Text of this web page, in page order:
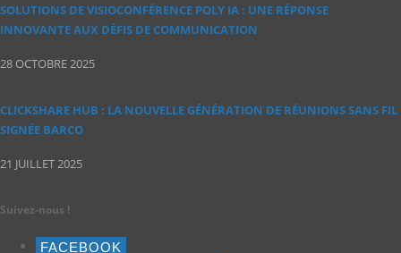
SOLUTIONS DE VISIOCONFÉRENCE POLY IA : UNE RÉPONSE
INNOVANTE AUX DÉFIS DE COMMUNICATION
28 OCTOBRE 2025
CLICKSHARE HUB : LA NOUVELLE GÉNÉRATION DE RÉUNIONS SANS FIL
SIGNÉE BARCO
21 JUILLET 2025
Suivez-nous !
FACEBOOK